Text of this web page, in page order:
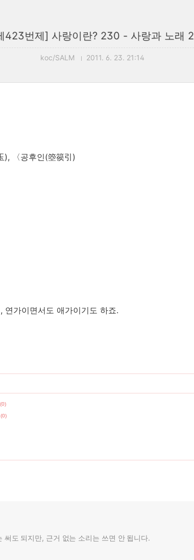
423번제] 사랑이란? 230 - 사랑과 노래 2
koc/SALM 2011. 6. 23. 21:14
〈공후인(箜篌引)
연가이면서도 애가이기도 하죠.
(0)
(0)
도 되지만, 근거 없는 소리는 쓰면 안 됩니다.